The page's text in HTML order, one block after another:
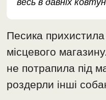
Песика
місцевого
не потрапила під
роздерли інші